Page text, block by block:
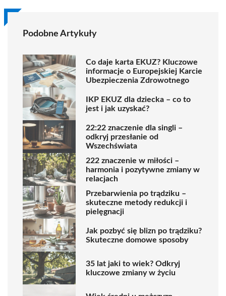
Podobne Artykuły
Co daje karta EKUZ? Kluczowe
informacje o Europejskiej Karcie
Ubezpieczenia Zdrowotnego
IKP EKUZ dla dziecka – co to
jest i jak uzyskać?
22:22 znaczenie dla singli –
odkryj przesłanie od
Wszechświata
222 znaczenie w miłości –
harmonia i pozytywne zmiany w
relacjach
Przebarwienia po trądziku –
skuteczne metody redukcji i
pielęgnacji
Jak pozbyć się blizn po trądziku?
Skuteczne domowe sposoby
35 lat jaki to wiek? Odkryj
kluczowe zmiany w życiu